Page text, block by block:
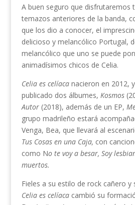
A buen seguro que disfrutaremos
temazos anteriores de la banda,
que los dio a conocer, el
delicioso y melancólico Portugal,
melancólico que uno se puede
animadísimos chicos de Celia.
Celia es celíaca nacieron en 2012,
publicado dos álbumes, Kosmos
Autor (2018), además de un EP,
grupo madrileño estará
Venga, Bea, que llevará al
Tus Cosas en una Caja, con
como No te voy a besar, Soy
muertos.
Fieles a su estilo de rock cañero y
Celia es celíacacambió su